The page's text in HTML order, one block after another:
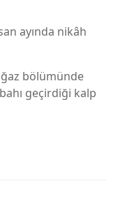
ayında nikâh
bölümünde
geçirdiği kalp